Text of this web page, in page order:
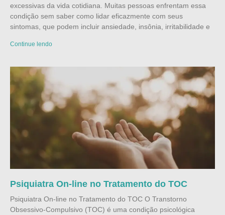
excessivas da vida cotidiana. Muitas pessoas enfrentam essa
condição sem saber como lidar eficazmente com seus
sintomas, que podem incluir ansiedade, insônia, irritabilidade e
Continue lendo
Psiquiatra On-line no Tratamento do TOC
Psiquiatra On-line no Tratamento do TOC O Transtorno
Obsessivo-Compulsivo (TOC) é uma condição psicológica